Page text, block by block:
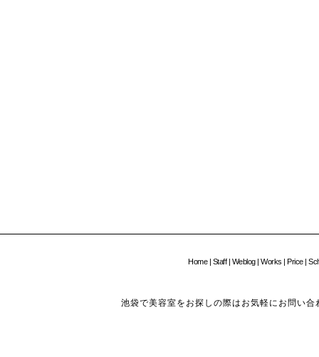
Home| Staff| Weblog| Works | Price|
池袋で美容室をお探しの際はお気軽にお問